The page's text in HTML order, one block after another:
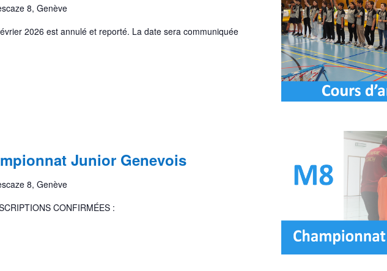
8, Genève
2026 est annulé et reporté. La date sera communiquée
Junior Genevois
8, Genève
CONFIRMÉES :